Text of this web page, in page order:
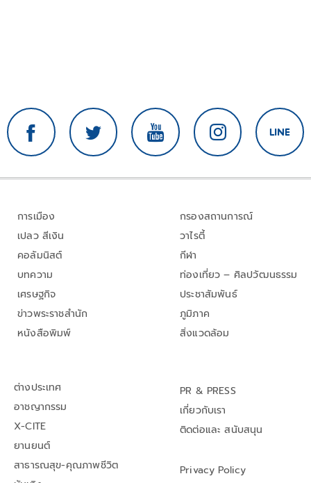
การเมือง
เปลว สีเงิน
คอลัมนิสต์
บทความ
เศรษฐกิจ
ข่าวพระราชสำนัก
หนังสือพิมพ์
กรองสถานการณ์
วาไรตี้
กีฬา
ท่องเที่ยว – ศิลปวัฒนธรรม
ประชาสัมพันธ์
ภูมิภาค
สิ่งแวดล้อม
ต่างประเทศ
อาชญากรรม
X-CITE
ยานยนต์
สาธารณสุข-คุณภาพชีวิต
PR & PRESS
เกี่ยวกับเรา
ติดต่อและ สนับสนุน
Privacy Policy